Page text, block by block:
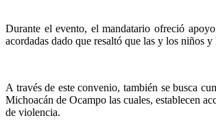
Durante el evento, el mandatario ofreció
acordadas dado que resaltó que las y los niños
A través de este convenio, también se busca
Michoacán de Ocampo las cuales, establecen
de violencia.